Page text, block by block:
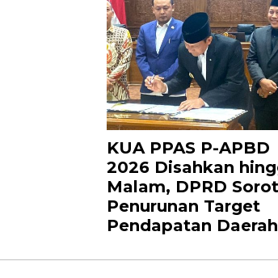
KUA PPAS P-APBD
2026 Disahkan
Malam, DPRD
Penurunan Target
Pendapatan Daerah